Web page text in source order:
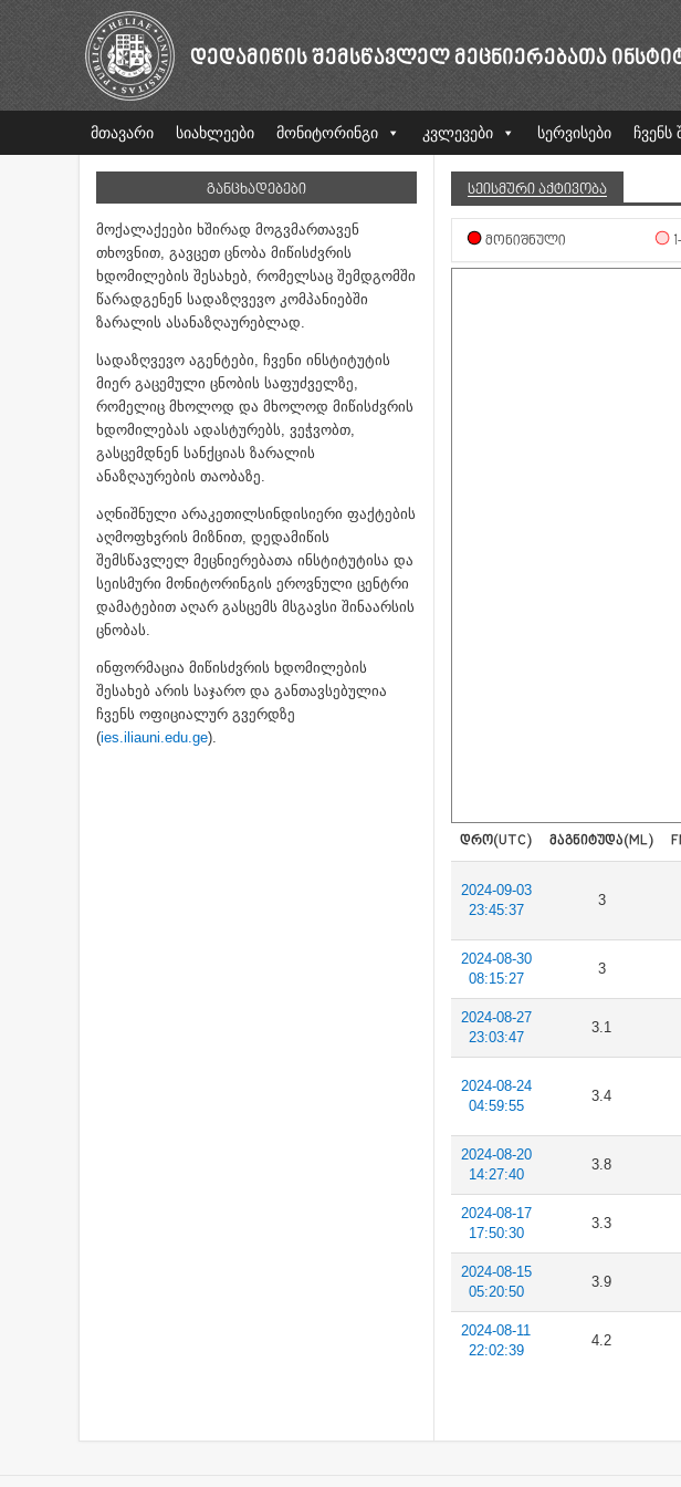
ᲓᲔᲓᲐᲛᲘᲬᲘᲡ ᲨᲔᲛᲡᲬᲐᲕᲚᲔᲚ ᲛᲔᲪᲜᲘᲔᲠᲔᲑᲐᲗᲐ
მთავარი სიახლეები მონიტორინგი კვლევები სერვისები ჩვენს
ᲒᲐᲜᲪᲮᲐᲓᲔᲑᲔᲑᲘ
მოქალაქეები ხშირად მოგვმართავენ
თხოვნით, გავცეთ ცნობა მიწისძვრის
ხდომილების შესახებ, რომელსაც შემდგომში
წარადგენენ სადაზღვევო კომპანიებში
ზარალის ასანაზღაურებლად.
სადაზღვევო აგენტები, ჩვენი ინსტიტუტის
მიერ გაცემული ცნობის საფუძველზე,
რომელიც მხოლოდ და მხოლოდ მიწისძვრის
ხდომილებას ადასტურებს, ვეჭვობთ,
გასცემდნენ სანქციას ზარალის
ანაზღაურების თაობაზე.
აღნიშნული არაკეთილსინდისიერი ფაქტების
აღმოფხვრის მიზნით, დედამიწის
შემსწავლელ მეცნიერებათა ინსტიტუტისა და
სეისმური მონიტორინგის ეროვნული ცენტრი
დამატებით აღარ გასცემს მსგავსი შინაარსის
ცნობას.
ინფორმაცია მიწისძვრის ხდომილების
შესახებ არის საჯარო და განთავსებულია
ჩვენს ოფიციალურ გვერდზე
(ies.iliauni.edu.ge).
ᲡᲔᲘᲡᲛᲣᲠᲘ ᲐᲥᲢᲘᲕᲝᲑᲐ
ᲛᲝᲜᲘᲨᲜᲣᲚᲘ
ᲓᲠᲝ(UTC) ᲛᲐᲒᲜᲘᲢᲣᲓᲐ(ML)
2024-09-03
23:45:37
3
2024-08-30
08:15:27
3
2024-08-27
23:03:47
3.1
2024-08-24
04:59:55
3.4
2024-08-20
14:27:40
3.8
2024-08-17
17:50:30
3.3
2024-08-15
05:20:50
3.9
2024-08-11
22:02:39
4.2